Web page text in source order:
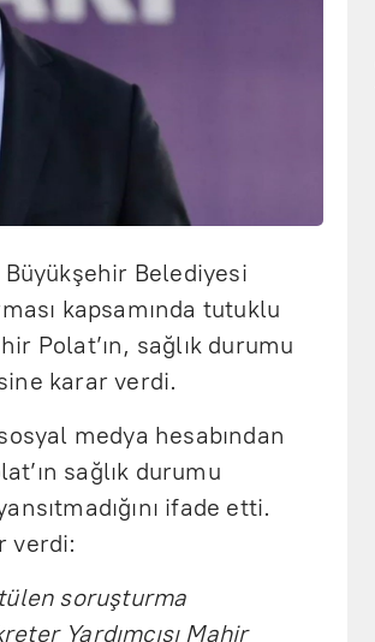
Büyükşehir Belediyesi
kapsamında tutuklu
Polat’ın, sağlık durumu
karar verdi.
medya hesabından
sağlık durumu
ifade etti.
verdi:
soruşturma
Yardımcısı Mahir